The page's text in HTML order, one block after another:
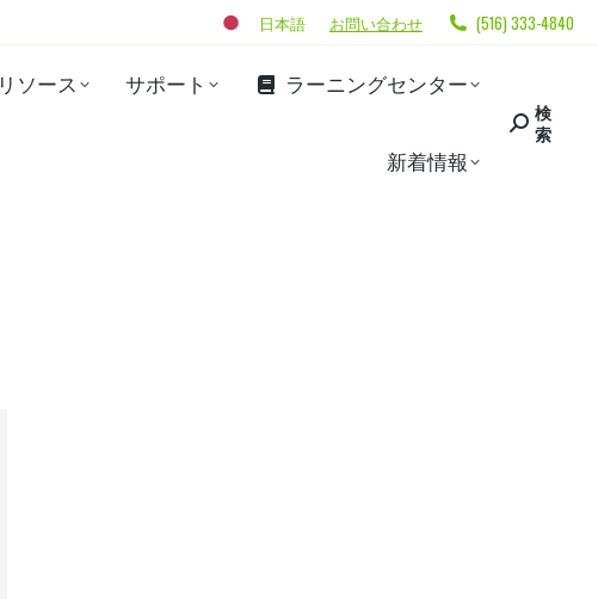
日本語 お問い合わせ (516) 333-4840
リソース サポート ラーニングセンター
新着情報
検
索